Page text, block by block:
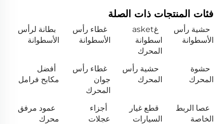
فئات المنتجات ذات الصلة
حشية رأس
الأسطوانة
غasket
اسطوانة
المحرك
غطاء رأس
الأسطوانة
بطانة لرأس
الأسطوانة
حشوة
المحرك
حشية رأس
المحرك
غطاء رأس
جوان
المحرك
أفضل
مكابح فرامل
عصا الربط
الخاصة
قطع غيار
السيارات
أجزاء
عجلات
عمود مرفق
محرك